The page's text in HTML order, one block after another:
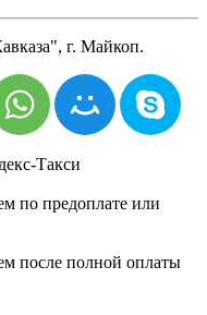
г. Майкоп.
Такси
по предоплате или
после полной оплаты